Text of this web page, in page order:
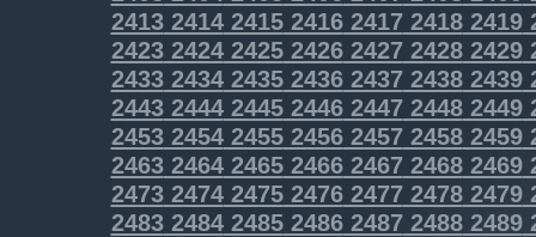
2413241424152416241724182419
2423242424252426242724282429
2433243424352436243724382439
2443244424452446244724482449
2453245424552456245724582459
2463246424652466246724682469
2473247424752476247724782479
2483248424852486248724882489